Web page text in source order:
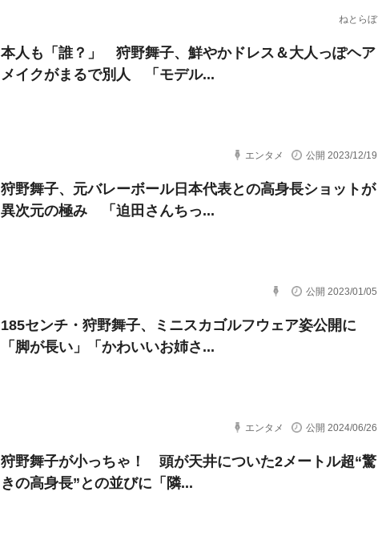
ねとらぼ
本人も「誰？」 狩野舞子、鮮やかドレス＆大人っぽヘア
メイクがまるで別人 「モデル...
エンタメ 公開 2023/12/19
狩野舞子、元バレーボール日本代表との高身長ショットが
異次元の極み 「迫田さんちっ...
公開 2023/01/05
185センチ・狩野舞子、ミニスカゴルフウェア姿公開に
「脚が長い」「かわいいお姉さ...
エンタメ 公開 2024/06/26
狩野舞子が小っちゃ！ 頭が天井についた2メートル超“驚
きの高身長”との並びに「隣...